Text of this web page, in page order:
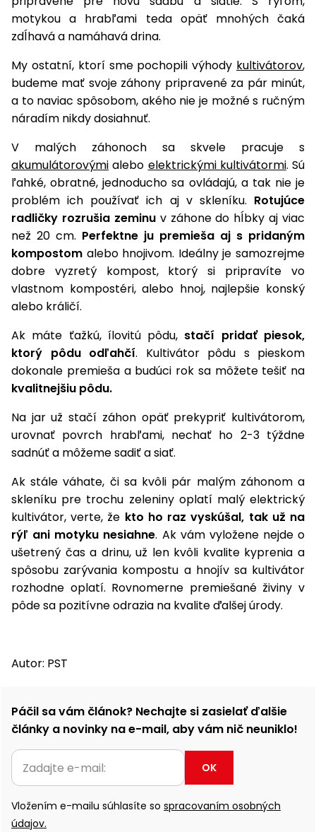
Náhradné
nože
Vidly
Štiepačky
dreva
vetiev
Špalíkovače
Fukáre a
vysávače
na lístie
Záhradné
vozíky
Fúriky
Rozmetadlá
a posypové
Čerpadlá
a
vodárne
umývačky
Zametacie
Snežné
frézy
Odhŕňače
a lopaty
na sneh
Postrekovače
boxy
Ochrana
rastlín
koše
Krhly
obrubníky
Tieniace
textílie
Odpudzovače
a pasce
Príslušenstvo
Vibračné
Transportéry
Rezačky
na
betón
Meracie
prístroje
Nabíjačky
autobatérií
Vykurovanie
Navijaky
Príslušenstvo
Bagre
Seniorské
Prilby
motykou a hrabľami teda opäť mnohých čaká
zdĺhavá a namáhavá drina.
My ostatní, ktorí sme pochopili výhody kultivátorov,
budeme mať svoje záhony pripravené za pár minút,
a to naviac spôsobom, akého nie je možné s ručným
náradím nikdy dosiahnuť.
V malých záhonoch sa skvele pracuje s
akumulátorovými alebo elektrickými kultivátormi. Sú
ľahké, obratné, jednoducho sa ovládajú, a tak nie je
problém ich používať ich aj v skleníku. Rotujúce
radličky rozrušia zeminuv záhone do hĺbky aj viac
než 20 cm. Perfektne ju premieša aj s pridaným
kompostom alebo hnojivom. Ideálny je samozrejme
dobre vyzretý kompost, ktorý si pripravíte vo
vlastnom kompostéri, alebo hnoj, najlepšie konský
alebo králičí.
Ak máte ťažkú, ílovitú pôdu, stačí pridať piesok,
ktorý pôdu odľahčí. Kultivátor pôdu s pieskom
dokonale premieša a budúci rok sa môžete tešiť na
kvalitnejšiu pôdu.
Na jar už stačí záhon opäť prekypriť kultivátorom,
urovnať povrch hrabľami, nechať ho 2-3 týždne
sadnúť a môžeme sadiť a siať.
Ak stále váhate, či sa kvôli pár malým záhonom a
skleníku pre trochu zeleniny oplatí malý elektrický
kultivátor, verte, že kto ho raz vyskúšal, tak už na
rýľ ani motyku nesiahne. Ak vám vyložene nejde o
ušetrený čas a drinu, už len kvôli kvalite kyprenia a
spôsobu zarývania kompostu a hnojív sa kultivátor
rozhodne oplatí. Rovnomerne premiešané živiny v
pôde sa pozitívne odrazia na kvalite ďalšej úrody.
Autor: PST
Páčil sa vám článok? Nechajte si zasielať ďalšie
články a novinky na e-mail, aby vám nič neuniklo!
OK
Vložením e-mailu súhlasíte so spracovaním osobných
údajov.